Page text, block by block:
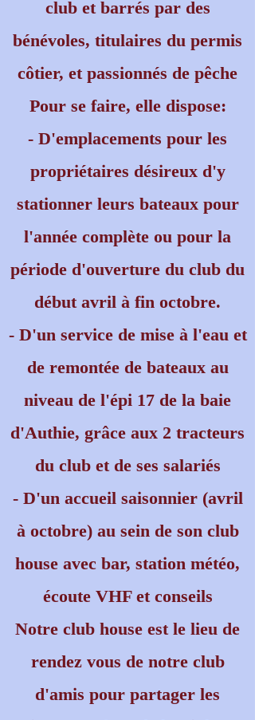
club et barrés par des
bénévoles, titulaires du permis
côtier, et passionnés de pêche
Pour se faire, elle dispose:
- D'emplacements pour les
propriétaires désireux d'y
stationner leurs bateaux pour
l'année complète ou pour la
période d'ouverture du club du
début avril à fin octobre.
- D'un service de mise à l'eau et
de remontée de bateaux au
niveau de l'épi 17 de la baie
d'Authie, grâce aux 2 tracteurs
du club et de ses salariés
- D'un accueil saisonnier (avril
à octobre) au sein de son club
house avec bar, station météo,
écoute VHF et conseils
Notre club house est le lieu de
rendez vous de notre club
d'amis pour partager les